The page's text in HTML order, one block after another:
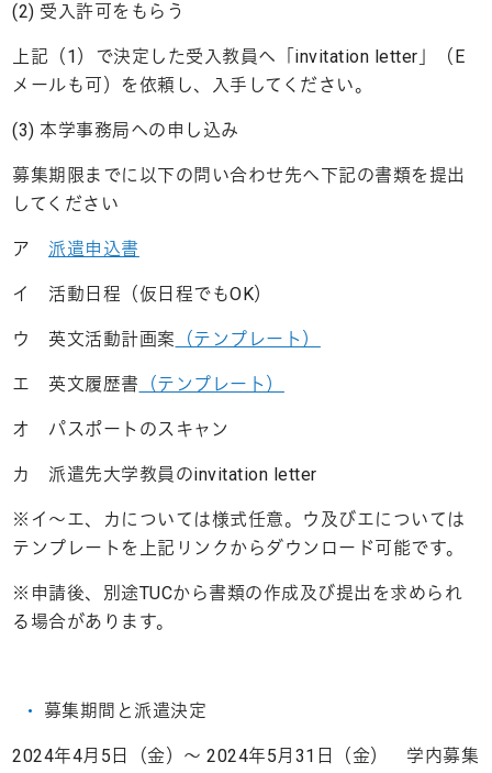
(2) 受入許可をもらう
上記（1）で決定した受入教員へ「invitation letter」（E
メールも可）を依頼し、入手してください。
(3) 本学事務局への申し込み
募集期限までに以下の問い合わせ先へ下記の書類を提出
してください
ア 派遣申込書
イ 活動日程（仮日程でもOK）
ウ 英文活動計画案 （テンプレート）
エ 英文履歴書 （テンプレート）
オ パスポートのスキャン
カ 派遣先大学教員のinvitation letter
※イ～エ、カについては様式任意。ウ及びエについては
テンプレートを上記リンクからダウンロード可能です。
※申請後、別途TUCから書類の作成及び提出を求められ
る場合があります。
募集期間と派遣決定
2024年4月5日（金）～ 2024年5月31日（金） 学内募集